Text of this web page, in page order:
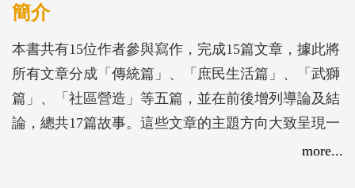
簡介
本書共有15位作者參與寫作，完成15篇文章，據此將
所有文章分成「傳統篇」、「庶民生活篇」、「武獅
篇」、「社區營造」等五篇，並在前後增列導論及結
論，總共17篇故事。這些文章的主題方向大致呈現一
般村民所關懷的村史故事，也具有相當程度的周延
more...